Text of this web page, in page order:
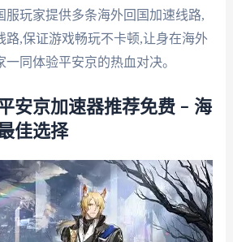
服玩家提供多条海外回国加速线路,
路,保证游戏畅玩不卡顿,让身在海外
同体验平安京的热血对决。
安京加速器推荐免费 – 海
佳选择